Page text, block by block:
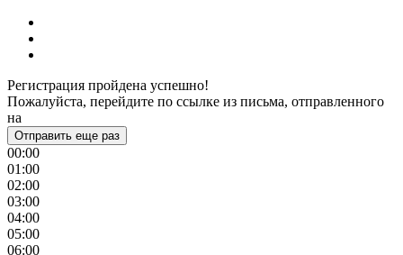
Регистрация пройдена успешно!
Пожалуйста, перейдите по ссылке из письма, отправленного
на
Отправить еще раз
00:00
01:00
02:00
03:00
04:00
05:00
06:00